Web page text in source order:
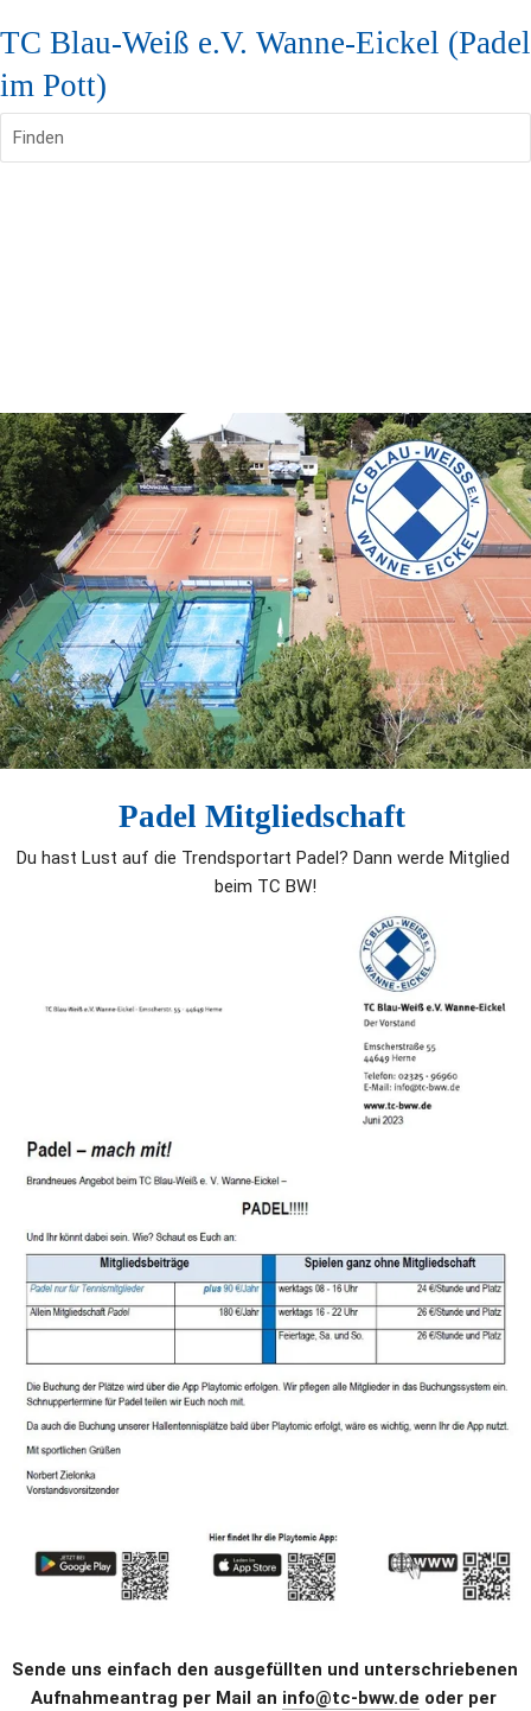
TC Blau-Weiß e.V. Wanne-Eickel (Padel
im Pott)
Finden
Padel Mitgliedschaft
Du hast Lust auf die Trendsportart Padel? Dann werde Mitglied
beim TC BW!
Sende uns einfach den ausgefüllten und unterschriebenen
Aufnahmeantrag per Mail an info@tc-bww.de oder per